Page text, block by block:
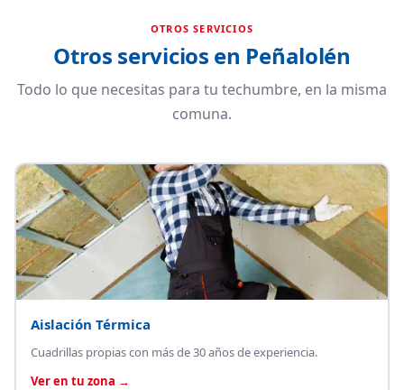
OTROS SERVICIOS
Otros servicios en Peñalolén
Todo lo que necesitas para tu techumbre, en la misma
comuna.
Aislación Térmica
Cuadrillas propias con más de 30 años de experiencia.
Ver en tu zona →